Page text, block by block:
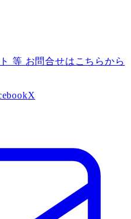
等 お問合せはこちらから
X